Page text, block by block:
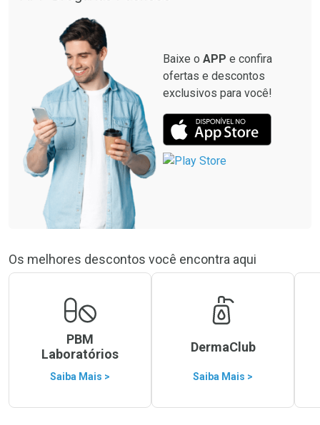
Baixe o APP e confira
ofertas e descontos
exclusivos para você!
Os melhores descontos você encontra aqui
PBM
Laboratórios
Saiba Mais >
DermaClub
Saiba Mais >